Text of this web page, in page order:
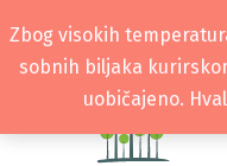
Zbog visokih
sobnih biljaka
uobičajeno.